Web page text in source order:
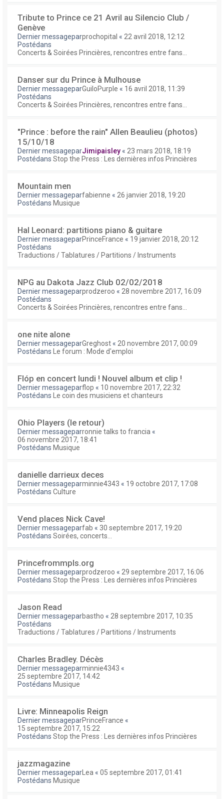
Tribute to Prince ce 21 Avril au Silencio Club /
Genève
Dernier messageparprochopital « 22 avril 2018, 12:12
Postédans
Concerts & Soirées Princières, rencontres entre fans...
Danser sur du Prince à Mulhouse
Dernier messageparGuiloPurple « 16 avril 2018, 11:39
Postédans
Concerts & Soirées Princières, rencontres entre fans...
"Prince : before the rain" Allen Beaulieu (photos)
15/10/18
Dernier messageparJimipaisley « 23 mars 2018, 18:19
Postédans Stop the Press : Les dernières infos Princières
Mountain men
Dernier messageparfabienne « 26 janvier 2018, 19:20
Postédans Musique
Hal Leonard: partitions piano & guitare
Dernier messageparPrinceFrance « 19 janvier 2018, 20:12
Postédans
Traductions / Tablatures / Partitions / Instruments
NPG au Dakota Jazz Club 02/02/2018
Dernier messageparprodzeroo « 28 novembre 2017, 16:09
Postédans
Concerts & Soirées Princières, rencontres entre fans...
one nite alone
Dernier messageparGreghost « 20 novembre 2017, 00:09
Postédans
Le forum : Mode d'emploi
Flóp en concert lundi ! Nouvel album et clip !
Dernier messageparflop « 10 novembre 2017, 22:32
Postédans
Le coin des musiciens et chanteurs
Ohio Players (le retour)
Dernier messageparronnie talks to francia «
06 novembre 2017, 18:41
Postédans Musique
danielle darrieux deces
Dernier messageparminnie4343 « 19 octobre 2017, 17:08
Postédans Culture
Vend places Nick Cave!
Dernier messageparfab « 30 septembre 2017, 19:20
Postédans Soirées, concerts...
Princefrommpls.org
Dernier messageparprodzeroo « 29 septembre 2017, 16:06
Postédans Stop the Press : Les dernières infos Princières
Jason Read
Dernier messageparbastho « 28 septembre 2017, 10:35
Postédans
Traductions / Tablatures / Partitions / Instruments
Charles Bradley. Décès
Dernier messageparminnie4343 «
25 septembre 2017, 14:42
Postédans Musique
Livre: Minneapolis Reign
Dernier messageparPrinceFrance «
15 septembre 2017, 15:22
Postédans Stop the Press : Les dernières infos Princières
jazzmagazine
Dernier messagepar Lea « 05 septembre 2017, 01:41
Postédans Musique